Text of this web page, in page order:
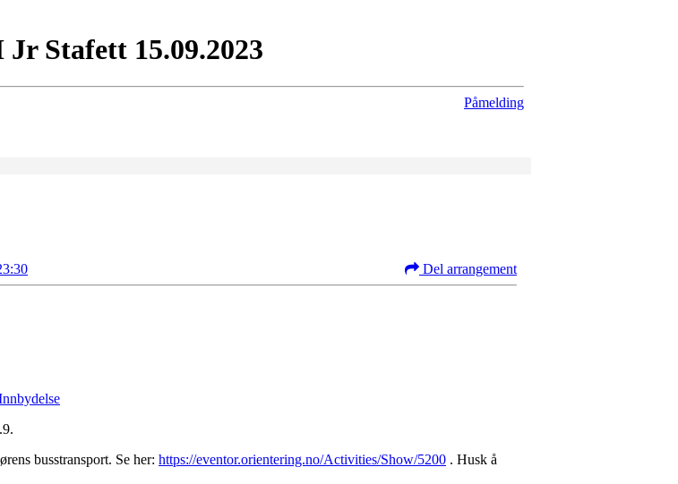
Stafett 15.09.2023
Påmelding
Del arrangement
busstransport. Se her: https://eventor.orientering.no/Activities/Show/5200 . Husk å